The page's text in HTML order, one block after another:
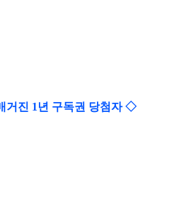
거진 1년 구독권 당첨자 ◇